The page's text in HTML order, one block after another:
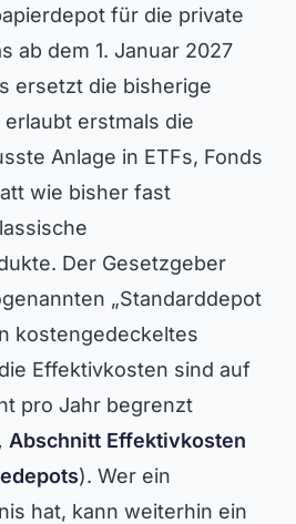
für die private
ab dem 1. Januar 2027
ersetzt die bisherige
erstmals die
Anlage in ETFs, Fonds
wie bisher fast
Der Gesetzgeber
„Standarddepot
kostengedeckeltes
Effektivkosten sind auf
pro Jahr begrenzt
Abschnitt Effektivkosten
). Wer ein
hat, kann weiterhin ein